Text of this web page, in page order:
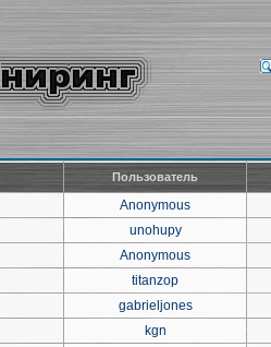
Пользователь
Anonymous
unohupy
Anonymous
titanzop
gabrieljones
kgn